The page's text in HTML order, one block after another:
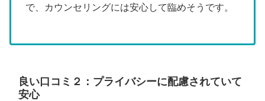
で、カウンセリングには安心して臨めそうです。
良い口コミ２：プライバシーに配慮されていて
安心